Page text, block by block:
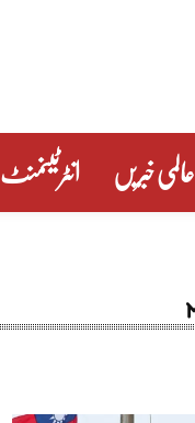
عالمی خبریں انٹرٹینمنٹ